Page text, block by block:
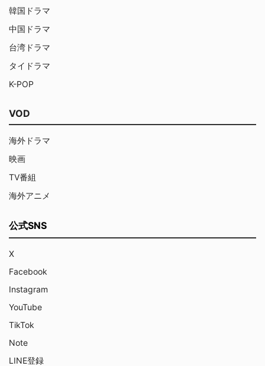
韓国ドラマ
中国ドラマ
台湾ドラマ
タイドラマ
K-POP
VOD
海外ドラマ
映画
TV番組
海外アニメ
公式SNS
X
Facebook
Instagram
YouTube
TikTok
Note
LINE登録